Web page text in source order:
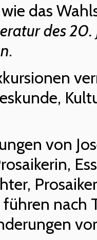
das
des 20.
.
von
führen